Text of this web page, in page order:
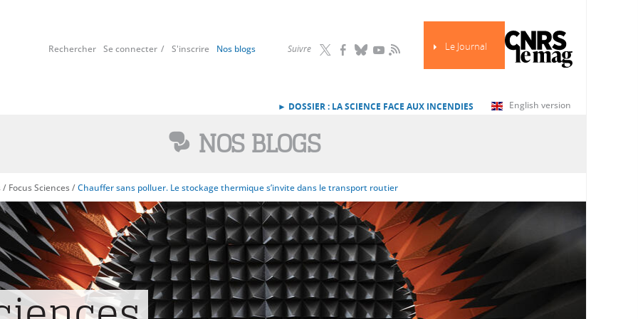
Le Journal
Suivre RSS
Rechercher Se connecter S'inscrire Nos blogs
English version
► DOSSIER : LA SCIENCE FACE AUX INCENDIES
NOS BLOGS
/ Focus Sciences/Chauffer sans polluer. Le stockage thermique s’invite dans le transport routier